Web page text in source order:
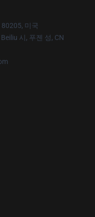
80205, 미국
시, 푸젠 성, CN